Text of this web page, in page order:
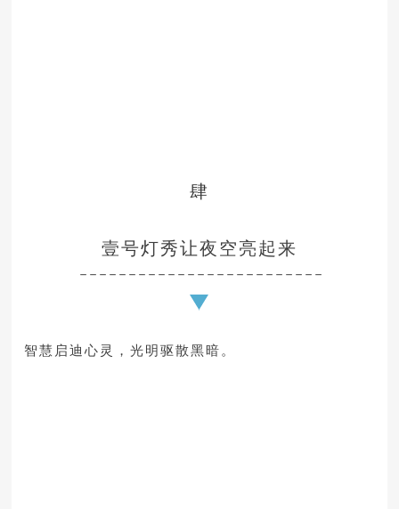
肆
壹号灯秀让夜空亮起来
－－－－－－－－－－－－－－－－－－－－－－－－－
智慧启迪心灵，光明驱散黑暗。